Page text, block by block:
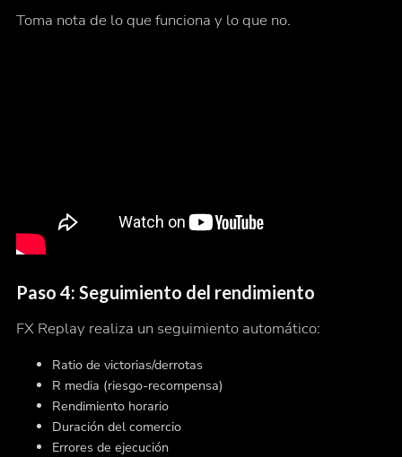
Toma nota de lo que funciona y lo que no.
Paso 4: Seguimiento del rendimiento
FX Replay realiza un seguimiento automático:
Ratio de victorias/derrotas
R media (riesgo-recompensa)
Rendimiento horario
Duración del comercio
Errores de ejecución